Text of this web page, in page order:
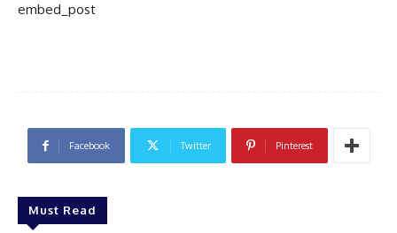
embed_post
Facebook Twitter Pinterest
Must Read